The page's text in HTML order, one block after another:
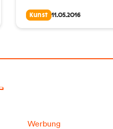
Kunst 11.05.2016
Werbung